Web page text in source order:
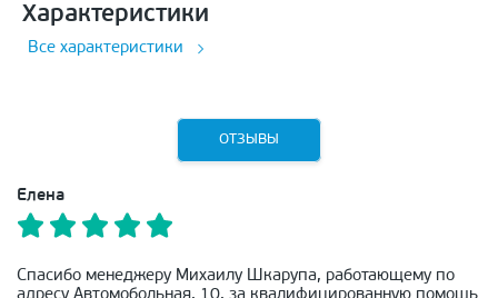
Характеристики
Все характеристики
ОТЗЫВЫ
Елена
Спасибо менеджеру Михаилу Шкарупа, работающему по